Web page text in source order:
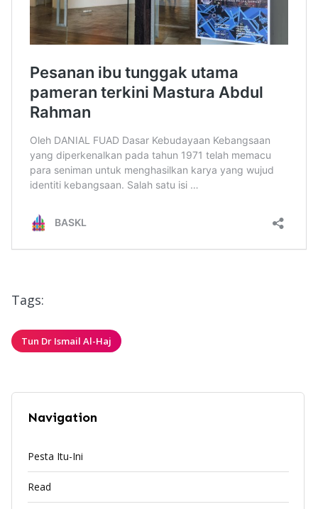
Tags:
Tun Dr Ismail Al-Haj
Navigation
Pesta Itu-Ini
Read